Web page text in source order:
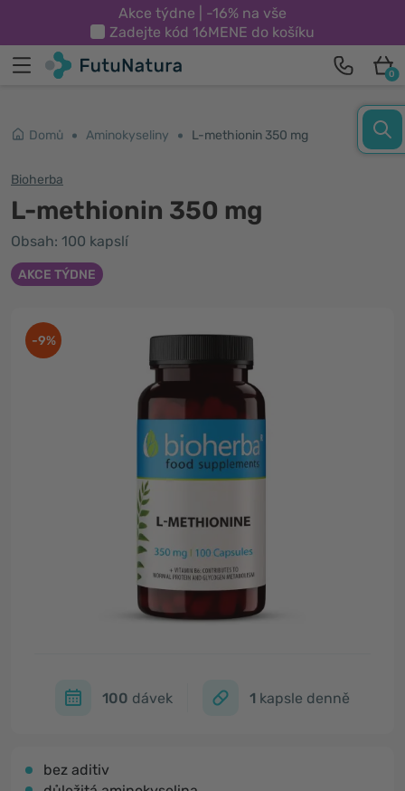
Akce týdne | -16% na vše
Zadejte kód 16MENE do košíku
0
Domů Aminokyseliny L-methionin 350 mg
Bioherba
L-methionin 350 mg
Obsah: 100 kapslí
AKCE TÝDNE
-9%
100 dávek 1 kapsle denně
bez aditiv